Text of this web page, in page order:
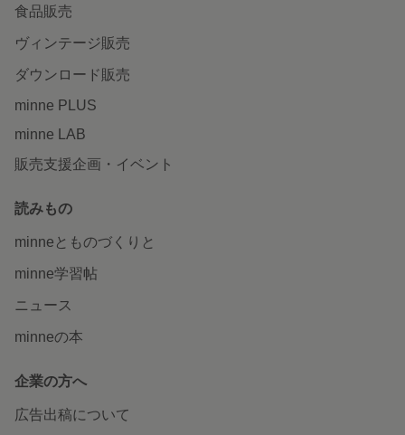
食品販売
ヴィンテージ販売
ダウンロード販売
minne PLUS
minne LAB
販売支援企画・イベント
読みもの
minneとものづくりと
minne学習帖
ニュース
minneの本
企業の方へ
広告出稿について